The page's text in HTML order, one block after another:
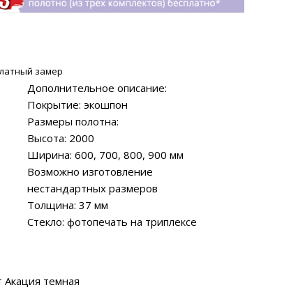
замер
Дополнительное описание:
Покрытие: экошпон
Размеры полотна:
Высота: 2000
Ширина: 600, 700, 800, 900 мм
Возможно изготовление
нестандартных размеров
Толщина: 37 мм
Стекло: фотопечать на триплексе
темная